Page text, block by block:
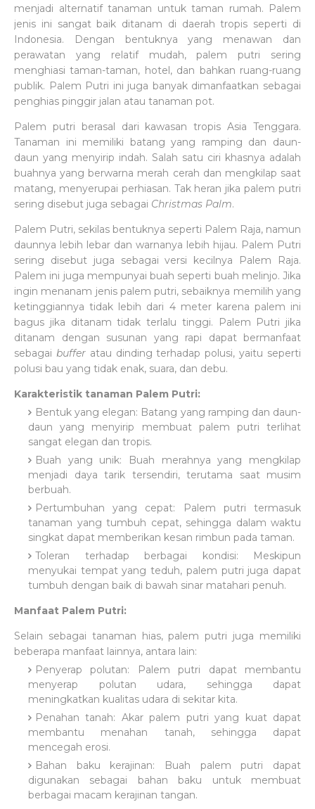
menjadi alternatif tanaman untuk taman rumah. Palem
jenis ini sangat baik ditanam di daerah tropis seperti di
Indonesia. Dengan bentuknya yang menawan dan
perawatan yang relatif mudah, palem putri sering
menghiasi taman-taman, hotel, dan bahkan ruang-ruang
publik. Palem Putri ini juga banyak dimanfaatkan sebagai
penghias pinggir jalan atau tanaman pot.
Palem putri berasal dari kawasan tropis Asia Tenggara.
Tanaman ini memiliki batang yang ramping dan daun-
daun yang menyirip indah. Salah satu ciri khasnya adalah
buahnya yang berwarna merah cerah dan mengkilap saat
matang, menyerupai perhiasan. Tak heran jika palem putri
sering disebut juga sebagai Christmas Palm.
Palem Putri, sekilas bentuknya seperti Palem Raja, namun
daunnya lebih lebar dan warnanya lebih hijau. Palem Putri
sering disebut juga sebagai versi kecilnya Palem Raja.
Palem ini juga mempunyai buah seperti buah melinjo. Jika
ingin menanam jenis palem putri, sebaiknya memilih yang
ketinggiannya tidak lebih dari 4 meter karena palem ini
bagus jika ditanam tidak terlalu tinggi. Palem Putri jika
ditanam dengan susunan yang rapi dapat bermanfaat
sebagai bufferatau dinding terhadap polusi, yaitu seperti
polusi bau yang tidak enak, suara, dan debu.
Karakteristik tanaman Palem Putri:
Bentuk yang elegan: Batang yang ramping dan daun-
daun yang menyirip membuat palem putri terlihat
sangat elegan dan tropis.
Buah yang unik: Buah merahnya yang mengkilap
menjadi daya tarik tersendiri, terutama saat musim
berbuah.
Pertumbuhan yang cepat: Palem putri termasuk
tanaman yang tumbuh cepat, sehingga dalam waktu
singkat dapat memberikan kesan rimbun pada taman.
Toleran terhadap berbagai kondisi: Meskipun
menyukai tempat yang teduh, palem putri juga dapat
tumbuh dengan baik di bawah sinar matahari penuh.
Manfaat Palem Putri:
Selain sebagai tanaman hias, palem putri juga memiliki
beberapa manfaat lainnya, antara lain:
Penyerap polutan: Palem putri dapat membantu
menyerap polutan udara, sehingga dapat
meningkatkan kualitas udara di sekitar kita.
Penahan tanah: Akar palem putri yang kuat dapat
membantu menahan tanah, sehingga dapat
mencegah erosi.
Bahan baku kerajinan: Buah palem putri dapat
digunakan sebagai bahan baku untuk membuat
berbagai macam kerajinan tangan.